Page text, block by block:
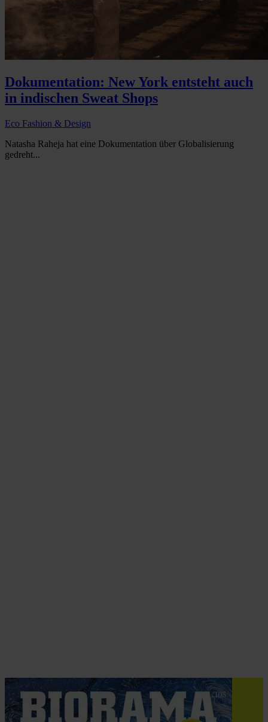
Dokumentation: New York entsteht auch
in indischen Sweat Shops
Eco Fashion & Design
Natasha Raheja hat eine Dokumentation über Globalisierung
gedreht...